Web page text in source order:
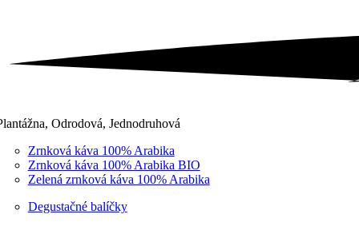
Odrodová, Jednodruhová
Zrnková káva 100% Arabika
Zrnková káva 100% Arabika BIO
Zelená zrnková káva 100% Arabika
Degustačné balíčky